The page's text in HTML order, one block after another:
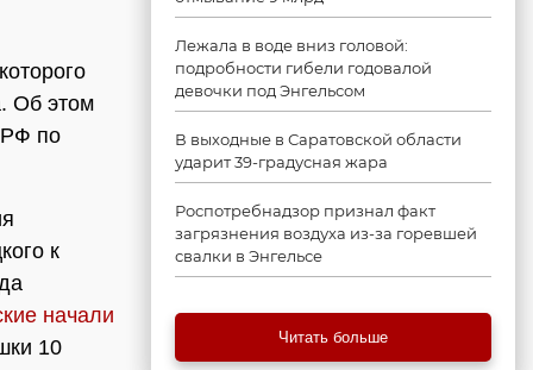
Об этом
РФ по
к
начали
10
Лежала в воде вниз головой:
подробности гибели годовалой
девочки под Энгельсом
В выходные в Саратовской области
ударит 39-градусная жара
Роспотребнадзор признал факт
загрязнения воздуха из-за горевшей
свалки в Энгельсе
Читать больше